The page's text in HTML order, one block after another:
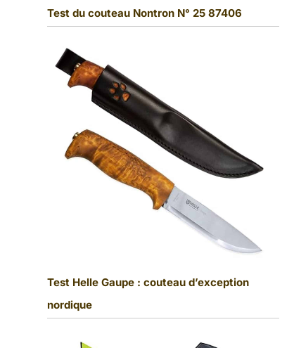
Test du couteau Nontron N° 25 87406
Test Helle Gaupe : couteau d’exception
nordique